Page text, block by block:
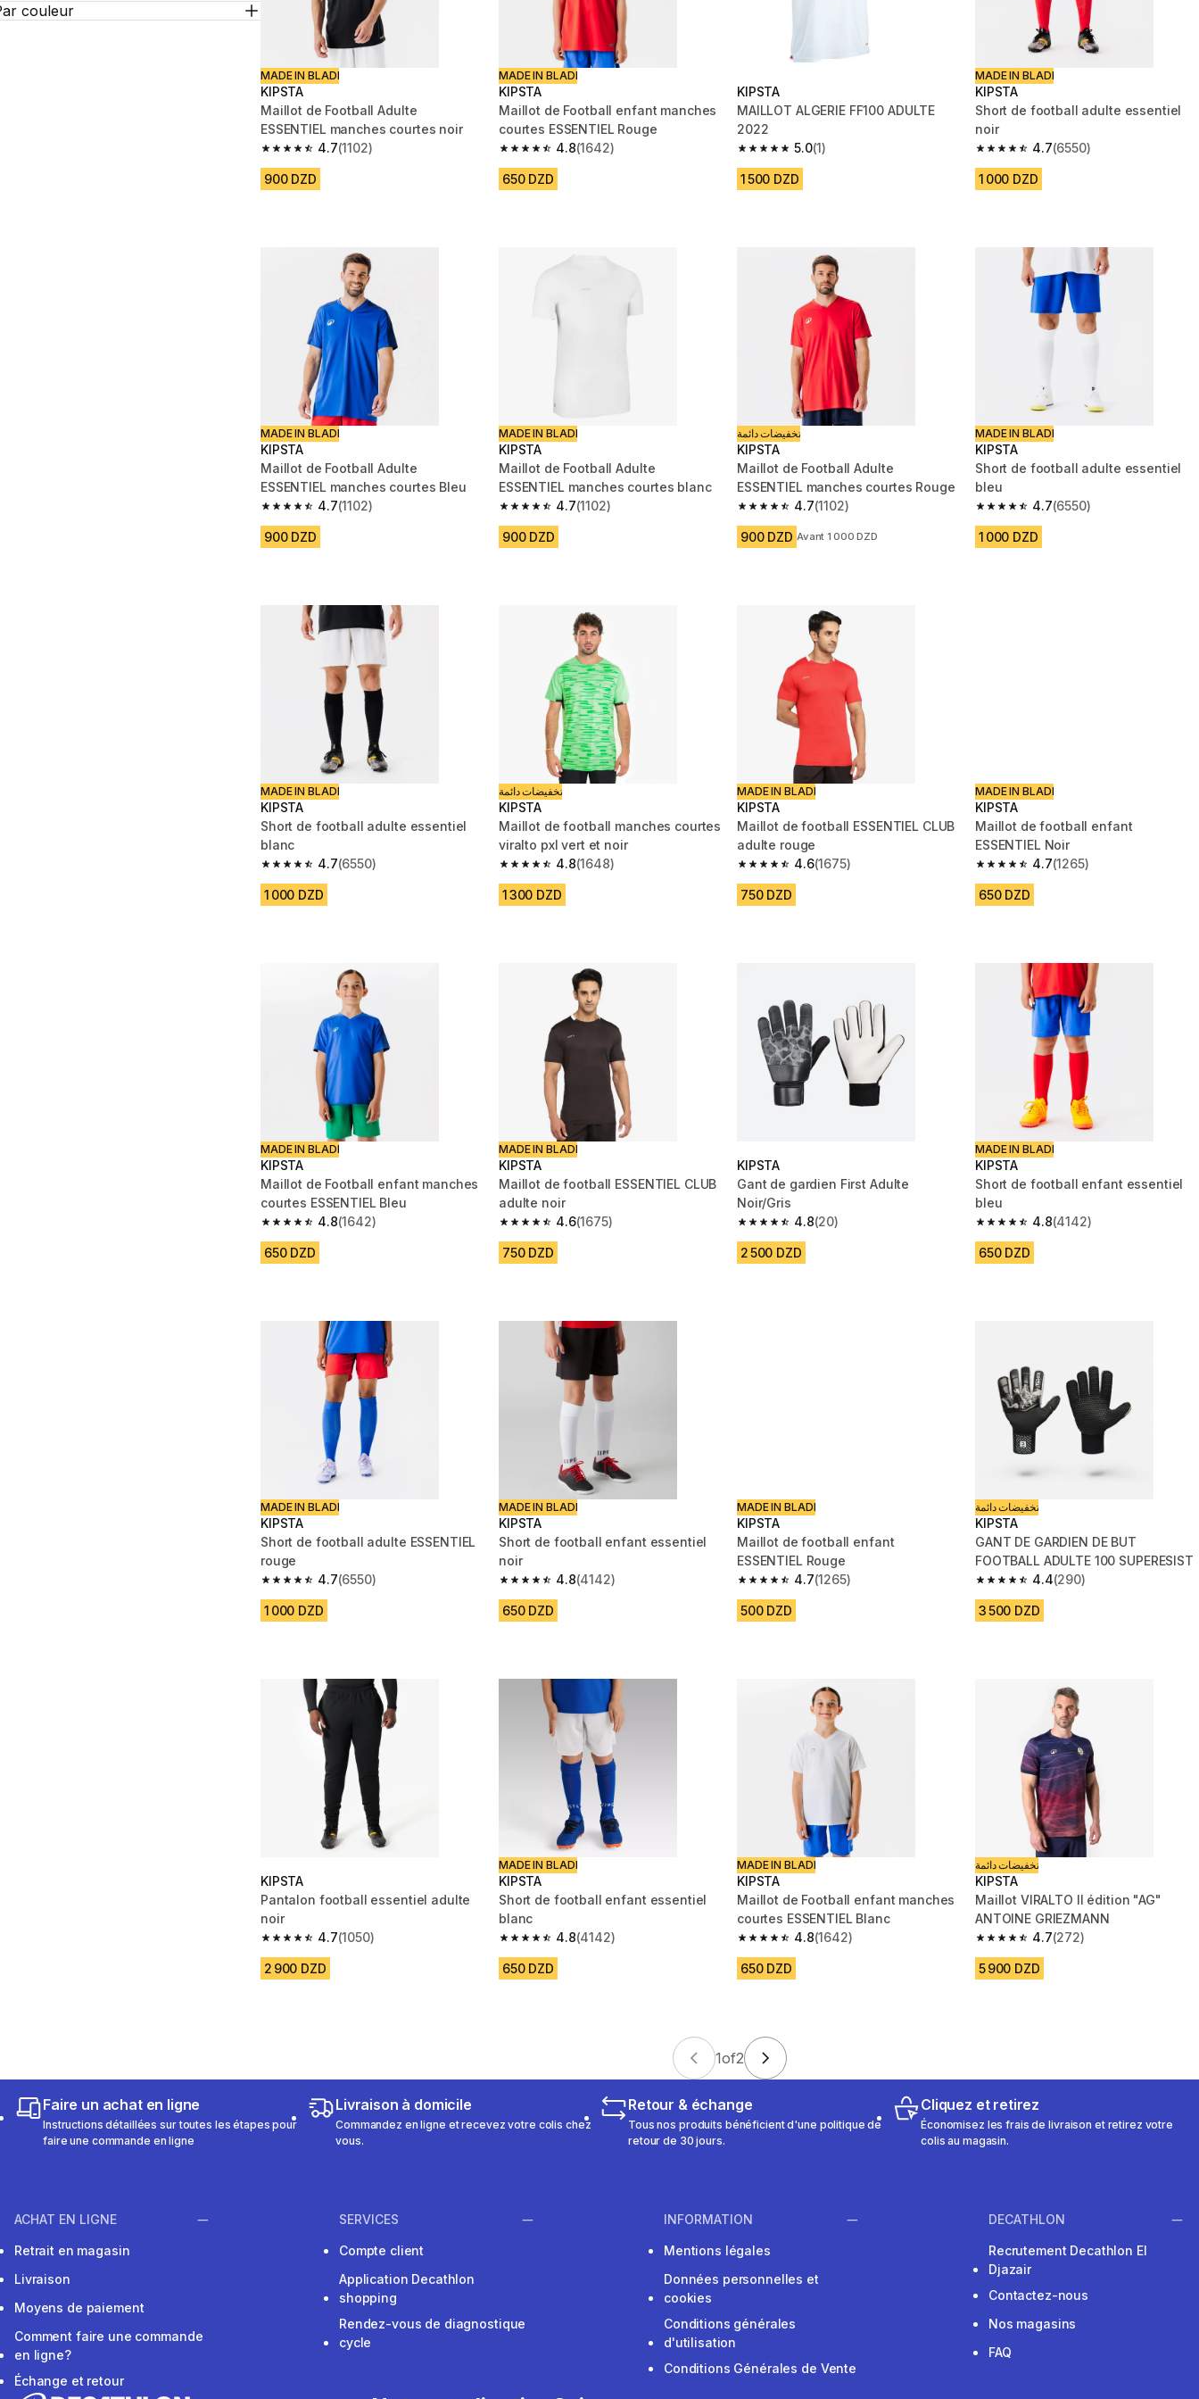
couleur
MADE IN BLADI
KIPSTA
Maillot de Football Adulte
ESSENTIEL manches courtes noir
4.7
4.7 out of 5 stars from 1102 reviews
(1102)
900 DZD
MADE IN BLADI
KIPSTA
Maillot de Football enfant manches
courtes ESSENTIEL Rouge
4.8
4.8 out of 5 stars from 1642 reviews
(1642)
650 DZD
KIPSTA
MAILLOT ALGERIE FF100 ADULTE
2022
5.0
5.0 out of 5 stars from 1 reviews
(1)
1 500 DZD
MADE IN BLADI
KIPSTA
Short de football adulte essentiel
noir
4.7
4.7 out of 5 stars from 6550 reviews
(6550)
1 000 DZD
MADE IN BLADI
KIPSTA
Maillot de Football Adulte
ESSENTIEL manches courtes Bleu
4.7
4.7 out of 5 stars from 1102 reviews
(1102)
900 DZD
MADE IN BLADI
KIPSTA
Maillot de Football Adulte
ESSENTIEL manches courtes blanc
4.7
4.7 out of 5 stars from 1102 reviews
(1102)
900 DZD
تخفيضات دائمة
KIPSTA
Maillot de Football Adulte
ESSENTIEL manches courtes Rouge
4.7
4.7 out of 5 stars from 1102 reviews
(1102)
900 DZD Avant 1 000 DZD
MADE IN BLADI
KIPSTA
Short de football adulte essentiel
bleu
4.7
4.7 out of 5 stars from 6550 reviews
(6550)
1 000 DZD
MADE IN BLADI
KIPSTA
Short de football adulte essentiel
blanc
4.7
4.7 out of 5 stars from 6550 reviews
(6550)
1 000 DZD
تخفيضات دائمة
KIPSTA
Maillot de football manches courtes
viralto pxl vert et noir
4.8
4.8 out of 5 stars from 1648 reviews
(1648)
1 300 DZD
MADE IN BLADI
KIPSTA
Maillot de football ESSENTIEL CLUB
adulte rouge
4.6
4.6 out of 5 stars from 1675 reviews
(1675)
750 DZD
MADE IN BLADI
KIPSTA
Maillot de football enfant
ESSENTIEL Noir
4.7
4.7 out of 5 stars from 1265 reviews
(1265)
650 DZD
MADE IN BLADI
KIPSTA
Maillot de Football enfant manches
courtes ESSENTIEL Bleu
4.8
4.8 out of 5 stars from 1642 reviews
(1642)
650 DZD
MADE IN BLADI
KIPSTA
Maillot de football ESSENTIEL CLUB
adulte noir
4.6
4.6 out of 5 stars from 1675 reviews
(1675)
750 DZD
KIPSTA
Gant de gardien First Adulte
Noir/Gris
4.8
4.8 out of 5 stars from 20 reviews
(20)
2 500 DZD
MADE IN BLADI
KIPSTA
Short de football enfant essentiel
bleu
4.8
4.8 out of 5 stars from 4142 reviews
(4142)
650 DZD
MADE IN BLADI
KIPSTA
Short de football adulte ESSENTIEL
rouge
4.7
4.7 out of 5 stars from 6550 reviews
(6550)
1 000 DZD
MADE IN BLADI
KIPSTA
Short de football enfant essentiel
noir
4.8
4.8 out of 5 stars from 4142 reviews
(4142)
650 DZD
MADE IN BLADI
KIPSTA
Maillot de football enfant
ESSENTIEL Rouge
4.7
4.7 out of 5 stars from 1265 reviews
(1265)
500 DZD
تخفيضات دائمة
KIPSTA
GANT DE GARDIEN DE BUT
FOOTBALL ADULTE 100 SUPERESIST
4.4
4.4 out of 5 stars from 290 reviews
(290)
3 500 DZD
KIPSTA
Pantalon football essentiel adulte
noir
4.7
4.7 out of 5 stars from 1050 reviews
(1050)
2 900 DZD
MADE IN BLADI
KIPSTA
Short de football enfant essentiel
blanc
4.8
4.8 out of 5 stars from 4142 reviews
(4142)
650 DZD
MADE IN BLADI
KIPSTA
Maillot de Football enfant manches
courtes ESSENTIEL Blanc
4.8
4.8 out of 5 stars from 1642 reviews
(1642)
650 DZD
تخفيضات دائمة
KIPSTA
Maillot VIRALTO II édition "AG"
ANTOINE GRIEZMANN
4.7
4.7 out of 5 stars from 272 reviews
(272)
5 900 DZD
1of2
Faire un achat en ligne
Instructions détaillées sur toutes les étapes pour
faire une commande en ligne
Livraison à domicile
Commandez en ligne et recevez votre colis chez
vous.
Retour & échange
Tous nos produits bénéficient d'une politique de
retour de 30 jours.
Cliquez et retirez
Économisez les frais de livraison et retirez votre
colis au magasin.
ACHAT EN LIGNE
Retrait en magasin
Livraison
Moyens de paiement
Comment faire une commande
en ligne?
Échange et retour
SERVICES
Compte client
Application Decathlon
shopping
Rendez-vous de diagnostique
cycle
INFORMATION
Mentions légales
Données personnelles et
cookies
Conditions générales
d'utilisation
Conditions Générales de Vente
DECATHLON
Recrutement Decathlon El
Djazair
Contactez-nous
Nos magasins
FAQ